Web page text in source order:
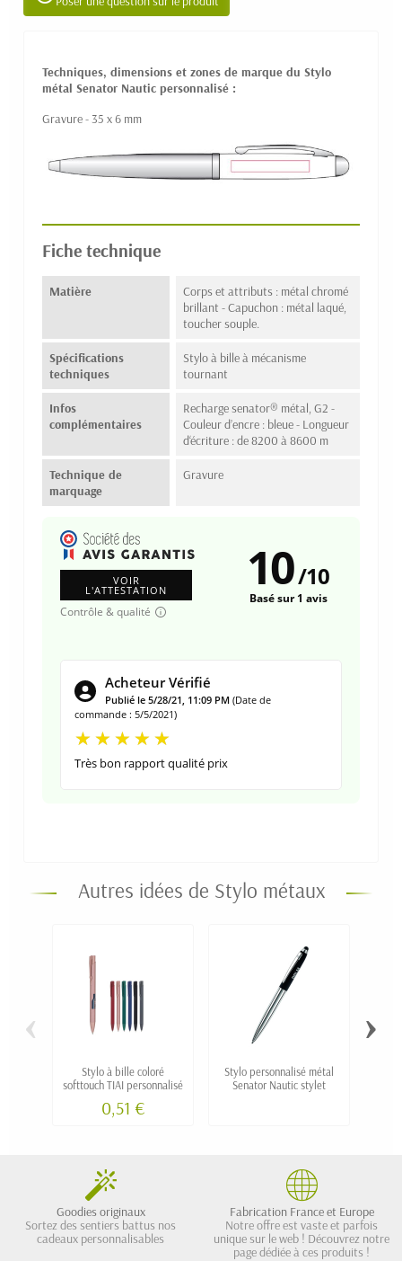
Techniques, dimensions et zones de marque du Stylo
métal Senator Nautic personnalisé :
Gravure - 35 x 6 mm
Fiche technique
Matière
Corps et attributs : métal chromé
brillant - Capuchon : métal laqué,
toucher souple.
Spécifications
techniques
Stylo à bille à mécanisme
tournant
Infos
complémentaires
Recharge senator® métal, G2 -
Couleur d’encre : bleue - Longueur
d‘écriture : de 8200 à 8600 m
Technique de
marquage
Gravure
VOIR
L'ATTESTATION
Contrôle & qualité
10/10
Basé sur 1 avis
Acheteur Vérifié
Publié le 5/28/21, 11:09 PM (Date de
commande : 5/5/2021)
Très bon rapport qualité prix
Autres idées de Stylo métaux
Stylo à bille coloré
softtouch TIAI personnalisé
0,51 €
Stylo personnalisé métal
Senator Nautic stylet
‹ ›
Goodies originaux
Sortez des sentiers battus nos
cadeaux personnalisables
Fabrication France et Europe
Notre offre est vaste et parfois
unique sur le web ! Découvrez notre
page dédiée à ces produits !